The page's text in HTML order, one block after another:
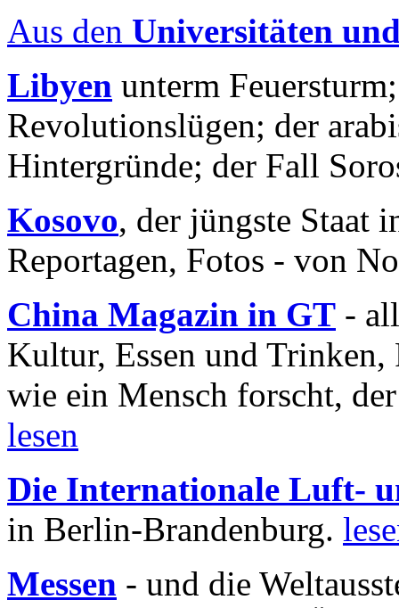
Aus den Universitäten
Libyen unterm
Revolutionslügen; der
Hintergründe; der Fall
Kosovo, der jüngste Staat
Reportagen, Fotos - von
China Magazin in GT -
Kultur, Essen und
wie ein Mensch forscht,
lesen
Die Internationale Luft-
in Berlin-Brandenburg.
Messen - und die